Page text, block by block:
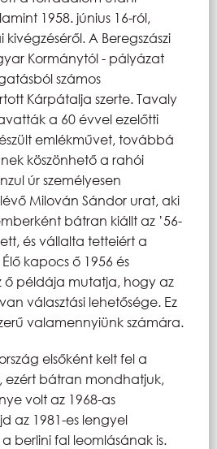
1958. június 16-ról,
A Beregszászi
Kormánytól - pályázat
számos
Kárpátalja szerte. Tavaly
a 60 évvel ezelőtti
emlékművet, továbbá
köszönhető a rahói
úr személyesen
Milován Sándor urat, aki
bátran kiállt az ’56-
és vállalta tetteiért a
kapocs ő 1956 és
ő példája mutatja, hogy az
választási lehetősége. Ez
valamennyiünk számára.
elsőként kelt fel a
ezért bátran mondhatjuk,
volt az 1968-as
az 1981-es lengyel
berlini fal leomlásának is.